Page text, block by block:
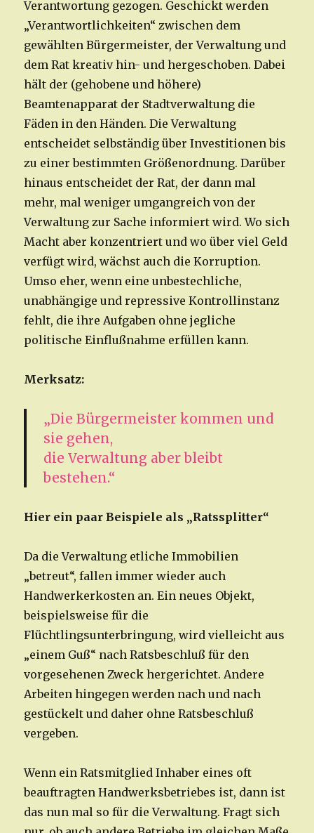
Verantwortung gezogen. Geschickt werden
„Verantwortlichkeiten“ zwischen dem
gewählten Bürgermeister, der Verwaltung und
dem Rat kreativ hin- und hergeschoben. Dabei
hält der (gehobene und höhere)
Beamtenapparat der Stadtverwaltung die
Fäden in den Händen. Die Verwaltung
entscheidet selbständig über Investitionen bis
zu einer bestimmten Größenordnung. Darüber
hinaus entscheidet der Rat, der dann mal
mehr, mal weniger umgangreich von der
Verwaltung zur Sache informiert wird. Wo sich
Macht aber konzentriert und wo über viel Geld
verfügt wird, wächst auch die Korruption.
Umso eher, wenn eine unbestechliche,
unabhängige und repressive Kontrollinstanz
fehlt, die ihre Aufgaben ohne jegliche
politische Einflußnahme erfüllen kann.
Merksatz:
„Die Bürgermeister kommen und
sie gehen,
die Verwaltung aber bleibt
bestehen.“
Hier ein paar Beispiele als „Ratssplitter“
Da die Verwaltung etliche Immobilien
„betreut“, fallen immer wieder auch
Handwerkerkosten an. Ein neues Objekt,
beispielsweise für die
Flüchtlingsunterbringung, wird vielleicht aus
„einem Guß“ nach Ratsbeschluß für den
vorgesehenen Zweck hergerichtet. Andere
Arbeiten hingegen werden nach und nach
gestückelt und daher ohne Ratsbeschluß
vergeben.
Wenn ein Ratsmitglied Inhaber eines oft
beauftragten Handwerksbetriebes ist, dann ist
das nun mal so für die Verwaltung. Fragt sich